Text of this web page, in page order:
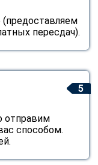
(предоставляем
пересдач).
5
отправим
способом.